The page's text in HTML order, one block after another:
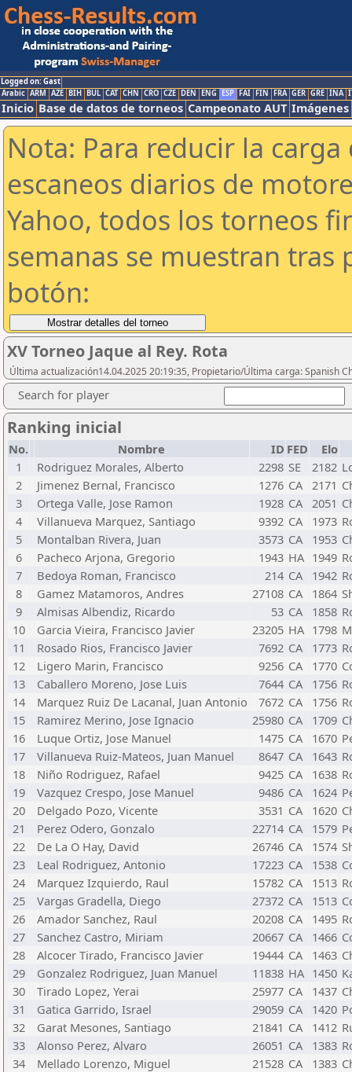
Logged on: Gast
Arabic ARM AZE BIH BUL CAT CHN CRO CZE DEN ENG ESP FAI FIN FRA GER GRE INA
Inicio Base de datos de torneos Campeonato AUT Imágenes
Nota: Para reducir la
escaneos diarios de
Yahoo, todos los torneos
semanas se muestran tras
botón:
XV Torneo Jaque al Rey. Rota
Última actualización14.04.2025 20:19:35, Propietario/Última carga: Spanish
Search for player
Ranking inicial
No. Nombre ID FED
Elo
1
Rodriguez Morales, Alberto 2298 SE 2182
2
Jimenez Bernal, Francisco 1276 CA 2171
3
Ortega Valle, Jose Ramon 1928 CA 2051
4
Villanueva Marquez, Santiago 9392 CA 1973
5
Montalban Rivera, Juan 3573 CA 1953
6
Pacheco Arjona, Gregorio 1943 HA 1949
7
Bedoya Roman, Francisco 214 CA 1942
8
Gamez Matamoros, Andres 27108 CA 1864
9
Almisas Albendiz, Ricardo 53 CA 1858
10
Garcia Vieira, Francisco Javier 23205 HA 1798
11
Rosado Rios, Francisco Javier 7692 CA 1773
12
Ligero Marin, Francisco 9256 CA 1770
13
Caballero Moreno, Jose Luis 7644 CA 1756
14
Marquez Ruiz De Lacanal, Juan Antonio 7672 CA 1756
15
Ramirez Merino, Jose Ignacio 25980 CA 1709
16
Luque Ortiz, Jose Manuel 1475 CA 1670
17
Villanueva Ruiz-Mateos, Juan Manuel 8647 CA 1643
18
Niño Rodriguez, Rafael 9425 CA 1638
19
Vazquez Crespo, Jose Manuel 9486 CA 1624
20
Delgado Pozo, Vicente 3531 CA 1620
21
Perez Odero, Gonzalo 22714 CA 1579
22
De La O Hay, David 26746 CA 1574
23
Leal Rodriguez, Antonio 17223 CA 1538
24
Marquez Izquierdo, Raul 15782 CA 1513
25
Vargas Gradella, Diego 27372 CA 1513
26
Amador Sanchez, Raul 20208 CA 1495
27
Sanchez Castro, Miriam 20667 CA 1466
28
Alcocer Tirado, Francisco Javier 19444 CA 1463
29
Gonzalez Rodriguez, Juan Manuel 11838 HA 1450
30
Tirado Lopez, Yerai 25977 CA 1437
31
Gatica Garrido, Israel 29059 CA 1420
32
Garat Mesones, Santiago 21841 CA 1412
33
Alonso Perez, Alvaro 26051 CA 1383
34
Mellado Lorenzo, Miguel 21528 CA 1383